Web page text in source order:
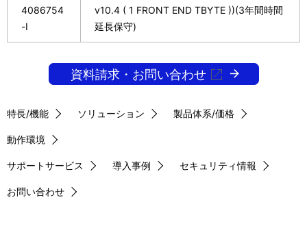
4086754
-I
v10.4 ( 1 FRONT END TBYTE ))(3年間時間
延長保守)
資料請求・お問い合わせ
特長/機能 ソリューション 製品体系/価格
動作環境
サポートサービス 導入事例 セキュリティ情報
お問い合わせ